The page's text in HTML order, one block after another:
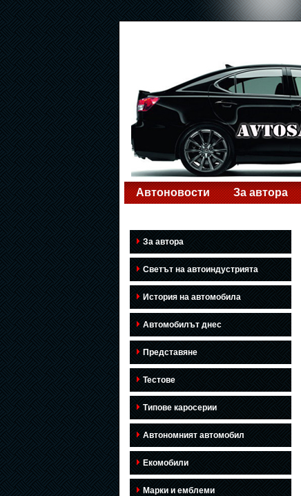
Автоновости За автора
За автора
Светът на автоиндустрията
История на автомобила
Автомобилът днес
Представяне
Тестове
Типове каросерии
Автономният автомобил
Екомобили
Марки и емблеми